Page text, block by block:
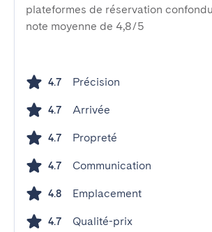
plateformes de réservation
note moyenne de 4,8/5
4.7 Précision
4.7 Arrivée
4.7 Propreté
4.7 Communication
4.8 Emplacement
4.7 Qualité-prix